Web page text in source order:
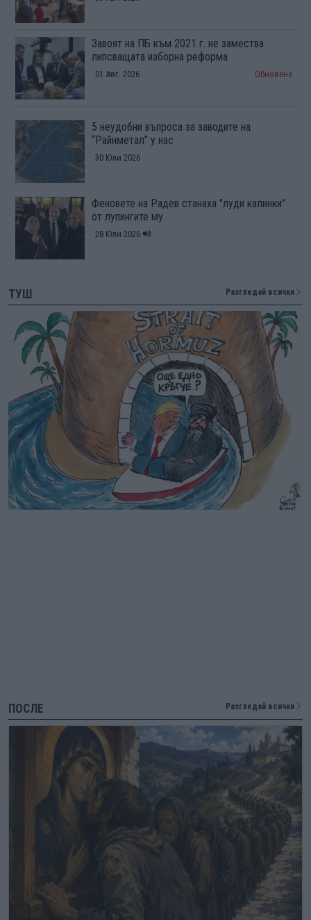
Завоят на ПБ към 2021 г. не замества
липсващата изборна реформа
01 Авг. 2026 Обновена
5 неудобни въпроса за заводите на
“Райнметал” у нас
30 Юли 2026
Феновете на Радев станаха "луди калинки"
от лупингите му
28 Юли 2026
ТУШ Разгледай всички
ПОСЛЕ Разгледай всички